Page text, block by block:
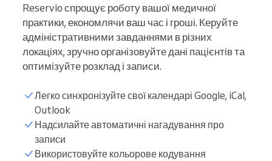
Reservio спрощує роботу вашої медичної
практики, економлячи ваш час і гроші. Керуйте
адміністративними завданнями в різних
локаціях, зручно організовуйте дані пацієнтів та
оптимізуйте розклад і записи.
Легко синхронізуйте свої календарі Google, iCal,
Outlook
Надсилайте автоматичні нагадування про
записи
Використовуйте кольорове кодування